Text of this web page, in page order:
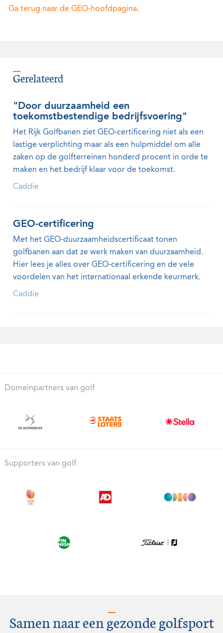
Ga terug naar de GEO-hoofdpagina.
Gerelateerd
"Door duurzaamheid een
toekomstbestendige bedrijfsvoering"
Het Rijk Golfbanen ziet GEO-certificering niet als een
lastige verplichting maar als een hulpmiddel om alle
zaken op de golfterreinen honderd procent in orde te
maken en het bedrijf klaar voor de toekomst.
Caddie
GEO-certificering
Met het GEO-duurzaamheidscertificaat tonen
golfbanen aan dat ze werk maken van duurzaamheid.
Hier lees je alles over GEO-certificering en de vele
voordelen van het internationaal erkende keurmerk.
Caddie
Domeinpartners van golf
Supporters van golf
Samen naar een gezonde golfsport